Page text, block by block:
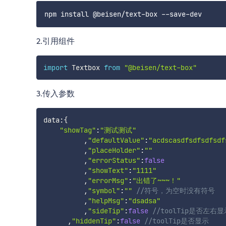
2.引用组件
import Textbox from "@beisen/text-box"
3.传入参数
data :{
"showTag" : "测试测试"
, "defaultValue" :
, "placeHolder" : ""
, "errorStatus" :false
, "showText" : "1111"
, "errorMsg" : "出错了~~~！"
, "symbol" : ""
//符号，为空时没有符号
, "helpMsg" : "dsadsa"
, "sideTip" :false //toolTip是否左右显
, "hiddenTip" :false //toolTip是否显示